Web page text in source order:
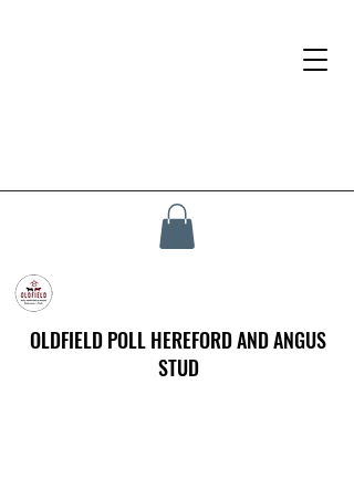
OLDFIELD POLL HEREFORD AND ANGUS
STUD